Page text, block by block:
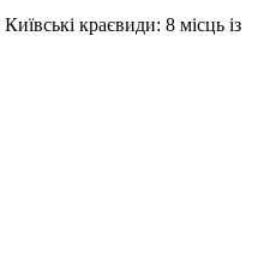
Київські краєвиди: 8 місць із